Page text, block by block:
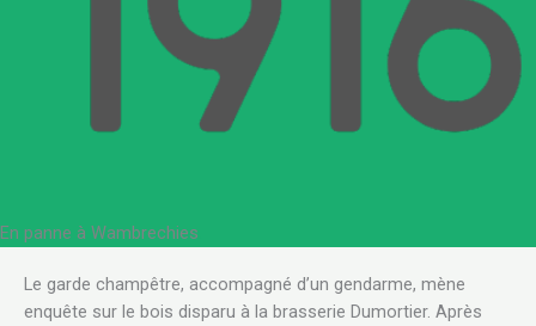
En panne à Wambrechies
Le garde champêtre, accompagné d’un gendarme, mène
enquête sur le bois disparu à la brasserie Dumortier. Après